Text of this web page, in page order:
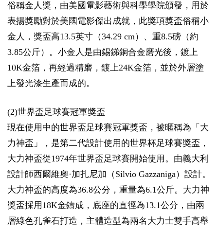
俗稱金人獎，由美國電影藝術與科學學院頒發，用於
表揚獎勵對於美國電影傑出成就，此獎項獎盃俗稱小
金人，獎盃高13.5英寸（34.29 cm）、重8.5磅（約
3.85公斤）。小金人是由錫銻銅合金磨光後，鍍上
10K金箔，再經過精磨，鍍上24K金箔，並於外層塗
上發光漆生產而成的。
(2)世界盃足球賽冠軍獎盃
現在使用中的世界盃足球賽冠軍獎盃，被暱稱為「大
力神盃」，是第二代設計使用的世界杯足球賽獎盃，
大力神盃從1974年世界盃足球賽開始使用。由義大利
設計師西爾維奧·加扎尼加（Silvio Gazzaniga）設計。
大力神盃的高度為36.8公分，重量為6.1公斤。大力神
獎盃採用18K金鑄成，底座的直徑為13.1公分，由兩
層綠色孔雀石打造，主體造型為兩名大力士雙手高舉